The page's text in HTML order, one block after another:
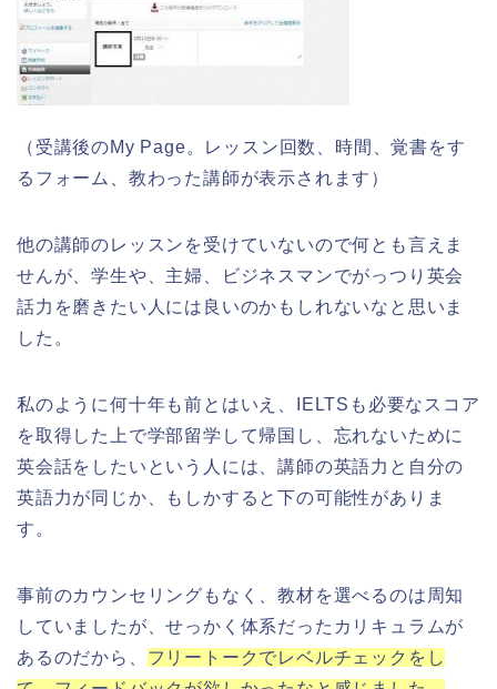
（受講後のMy Page。レッスン回数、時間、覚書をす
るフォーム、教わった講師が表示されます）
他の講師のレッスンを受けていないので何とも言えま
せんが、学生や、主婦、ビジネスマンでがっつり英会
話力を磨きたい人には良いのかもしれないなと思いま
した。
私のように何十年も前とはいえ、IELTSも必要なスコア
を取得した上で学部留学して帰国し、忘れないために
英会話をしたいという人には、講師の英語力と自分の
英語力が同じか、もしかすると下の可能性がありま
す。
事前のカウンセリングもなく、教材を選べるのは周知
していましたが、せっかく体系だったカリキュラムが
あるのだから、 フリートークでレベルチェックをし